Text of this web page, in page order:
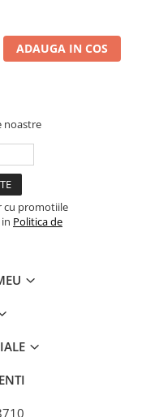
ADAUGA IN COS
noastre
cu promotiile
Politica de